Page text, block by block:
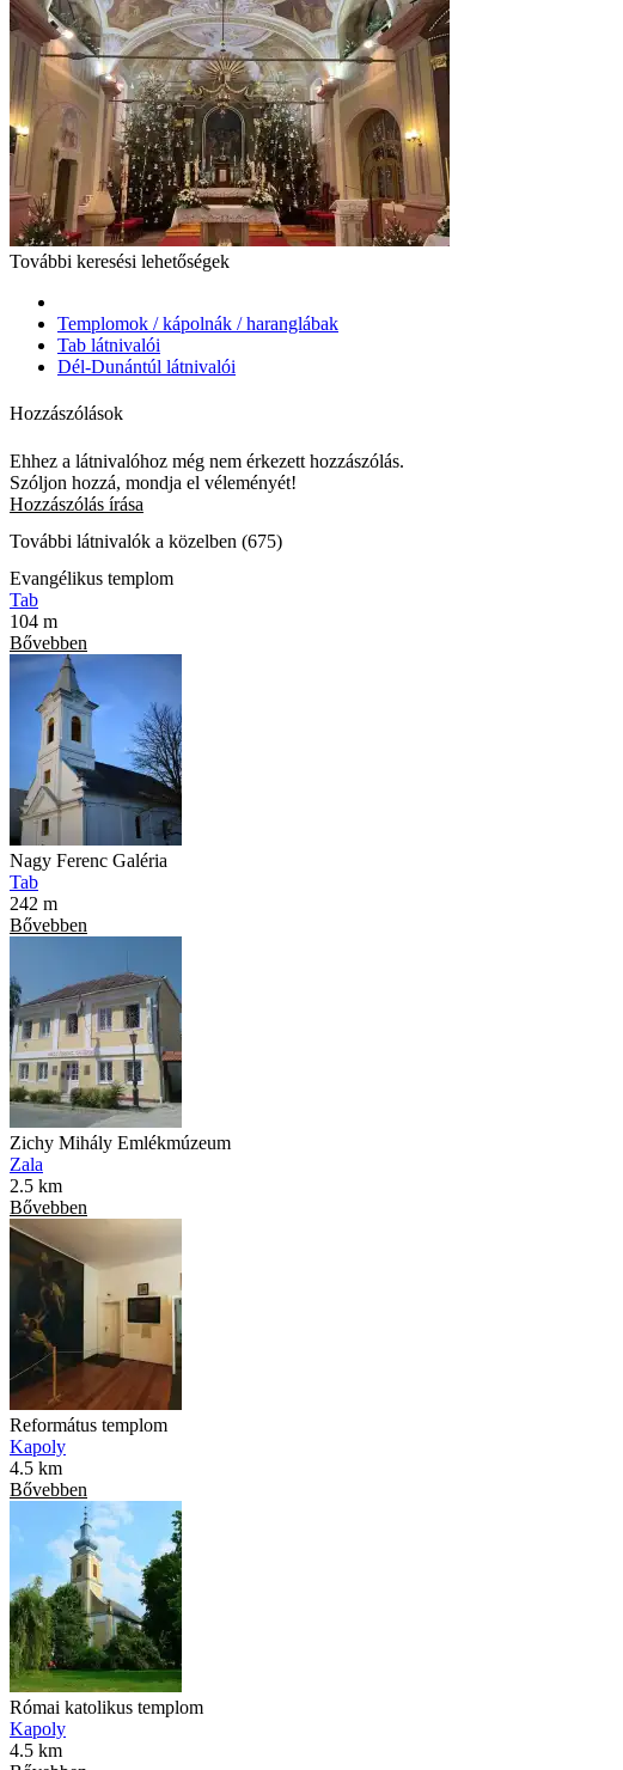
További keresési lehetőségek
Templomok / kápolnák / haranglábak
Tab látnivalói
Dél-Dunántúl látnivalói
Hozzászólások
Ehhez a látnivalóhoz még nem érkezett hozzászólás.
Szóljon hozzá, mondja el véleményét!
Hozzászólás írása
További látnivalók a közelben (675)
Evangélikus templom
Tab
104 m
Bővebben
Nagy Ferenc Galéria
Tab
242 m
Bővebben
Zichy Mihály Emlékmúzeum
Zala
2.5 km
Bővebben
Református templom
Kapoly
4.5 km
Bővebben
Római katolikus templom
Kapoly
4.5 km